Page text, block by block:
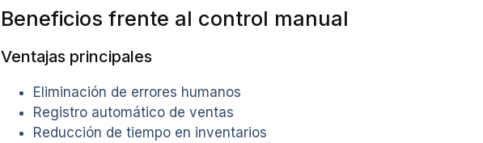
Beneficios frente al control manual
Ventajas principales
Eliminación de errores humanos
Registro automático de ventas
Reducción de tiempo en inventarios